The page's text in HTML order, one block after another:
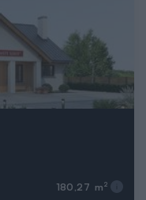
180,27 m 2